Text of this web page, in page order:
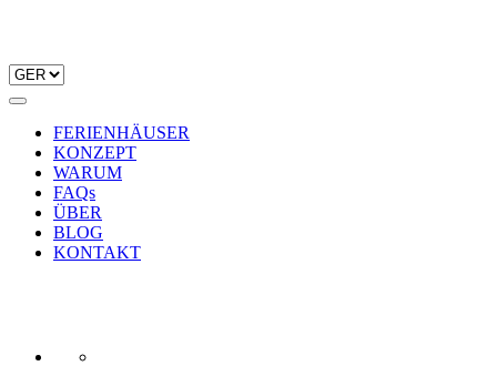
FERIENHÄUSER
KONZEPT
WARUM
FAQs
ÜBER
BLOG
KONTAKT